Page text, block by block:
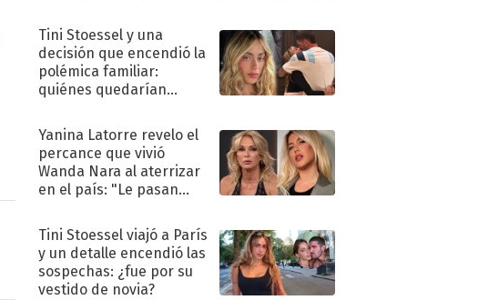
Tini Stoessel y una
decisión que encendió la
polémica familiar:
quiénes quedarían
Yanina Latorre revelo el
percance que vivió
Wanda Nara al aterrizar
en el país: "Le pasan
Tini Stoessel viajó a París
y un detalle encendió las
sospechas: ¿fue por su
vestido de novia?